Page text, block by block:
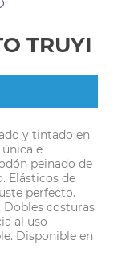
TRUYI
y tintado en
única e
peinado de
Elásticos de
perfecto.
Dobles costuras
al uso
Disponible en